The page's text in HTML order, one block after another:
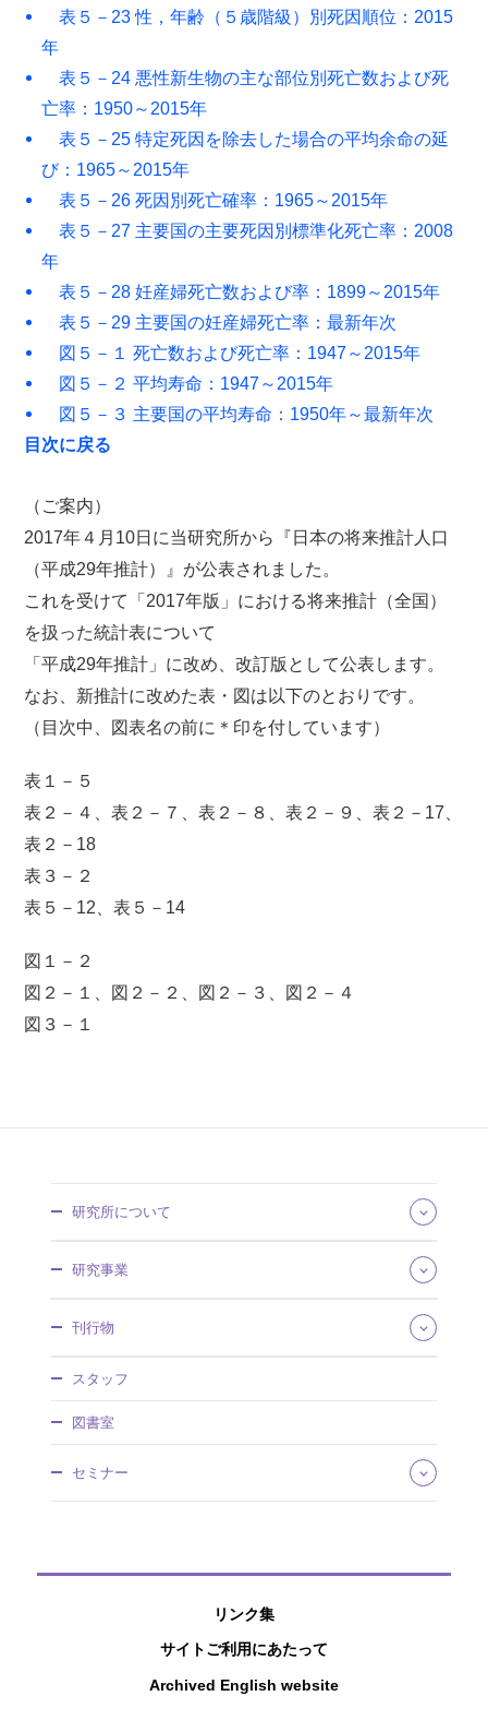
表５－23 性，年齢（５歳階級）別死因順位：2015
年
表５－24 悪性新生物の主な部位別死亡数および死
亡率：1950～2015年
表５－25 特定死因を除去した場合の平均余命の延
び：1965～2015年
表５－26 死因別死亡確率：1965～2015年
表５－27 主要国の主要死因別標準化死亡率：2008
年
表５－28 妊産婦死亡数および率：1899～2015年
表５－29 主要国の妊産婦死亡率：最新年次
図５－１ 死亡数および死亡率：1947～2015年
図５－２ 平均寿命：1947～2015年
図５－３ 主要国の平均寿命：1950年～最新年次
目次に戻る
（ご案内）
2017年４月10日に当研究所から『日本の将来推計人口
（平成29年推計）』が公表されました。
これを受けて「2017年版」における将来推計（全国）
を扱った統計表について
「平成29年推計」に改め、改訂版として公表します。
なお、新推計に改めた表・図は以下のとおりです。
（目次中、図表名の前に＊印を付しています）
表１－５
表２－４、表２－７、表２－８、表２－９、表２－17、
表２－18
表３－２
表５－12、表５－14
図１－２
図２－１、図２－２、図２－３、図２－４
図３－１
研究所について
組織・所掌
事業概要
沿革・歴史館
採用情報
調達情報
情報公開
社人研パンフレット
アクセスマップ
研究事業
将来推計人口・世帯数
社会保障費用統計
社会保障・人口問題基本調査
刊行物
調査研究報告資料
人口問題研究資料
所内研究報告
過去の刊行物
スタッフ
図書室
セミナー
リンク集
サイトご利用にあたって
Archived English website